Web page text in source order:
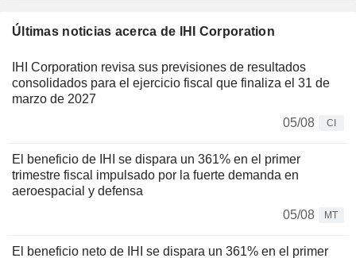
Últimas noticias acerca de IHI Corporation
IHI Corporation revisa sus previsiones de resultados
consolidados para el ejercicio fiscal que finaliza el 31 de
marzo de 2027
05/08
CI
El beneficio de IHI se dispara un 361% en el primer
trimestre fiscal impulsado por la fuerte demanda en
aeroespacial y defensa
05/08
MT
El beneficio neto de IHI se dispara un 361% en el primer